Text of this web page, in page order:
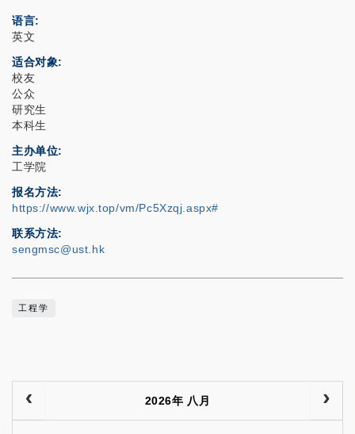
语言
英文
适合对象
校友
公众
研究生
本科生
主办单位
工学院
报名方法
https://www.wjx.top/vm/Pc5Xzqj.aspx#
联系方法
sengmsc@ust.hk
工程学
2026年 八月